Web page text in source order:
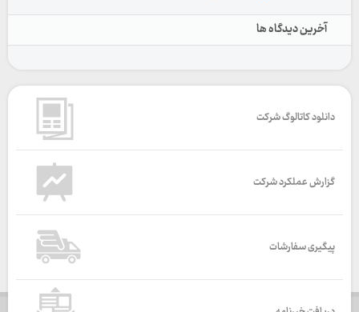
آخرین دیدگاه ها
دانلود کاتالوگ شرکت
گزارش عملکرد شرکت
پیگیری سفارشات